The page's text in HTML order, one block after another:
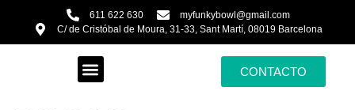
611 622 630
myfunkybowl@gmail.com
C/ de Cristóbal de Moura, 31-33, Sant Martí, 08019 Barcelona
CONTACTO